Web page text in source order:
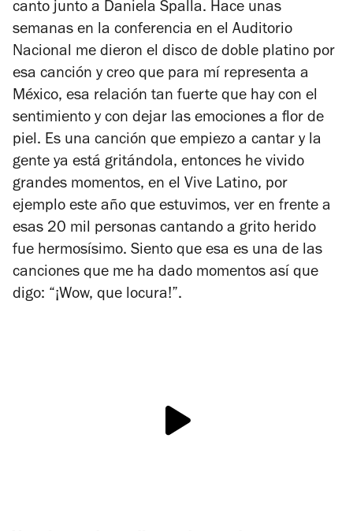
canto junto a Daniela Spalla. Hace unas
semanas en la conferencia en el Auditorio
Nacional me dieron el disco de doble platino por
esa canción y creo que para mí representa a
México, esa relación tan fuerte que hay con el
sentimiento y con dejar las emociones a flor de
piel. Es una canción que empiezo a cantar y la
gente ya está gritándola, entonces he vivido
grandes momentos, en el Vive Latino, por
ejemplo este año que estuvimos, ver en frente a
esas 20 mil personas cantando a grito herido
fue hermosísimo. Siento que esa es una de las
canciones que me ha dado momentos así que
digo: “¡Wow, que locura!”.